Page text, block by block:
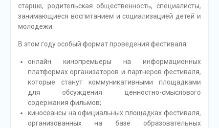
старше, родительская общественность, специалисты,
занимающиеся воспитанием и социализацией детей и
молодежи.
В этом году особый формат проведения фестиваля:
онлайн кинопремьеры на информационных
платформах организаторов и партнеров фестиваля,
которые станут коммуникативными площадками
для обсуждения ценностно-смыслового
содержания фильмов;
киносеансы на официальных площадках фестиваля,
организованных на базе образовательных